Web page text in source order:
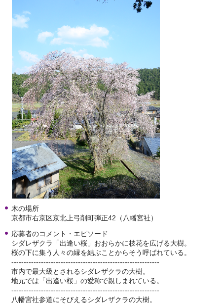
木の場所
京都市右京区京北上弓削町弾正42（八幡宮社）
応募者のコメント・エピソード
シダレザクラ「出逢い桜」おおらかに枝花を広げる大樹。
桜の下に集う人々の縁を結ぶことからそう呼ばれている。
------------------------------------------------------------
市内で最大級とされるシダレザクラの大樹。
地元では「出逢い桜」の愛称で親しまれている。
------------------------------------------------------------
八幡宮社参道にそびえるシダレザクラの大樹。